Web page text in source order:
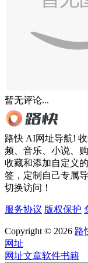
暂无评论...
路快 AI网址导航!
频、音乐、小说、
收藏和添加自定义
签，定制自己专属
切换访问！
服务协议 版权保护
Copyright © 2026 路
网址
网址文章软件书籍